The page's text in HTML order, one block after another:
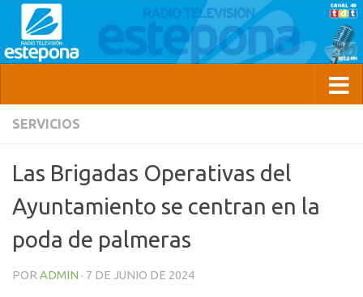
SERVICIOS
Las Brigadas Operativas del
Ayuntamiento se centran en la
poda de palmeras
POR ADMIN · 7 DE JUNIO DE 2024